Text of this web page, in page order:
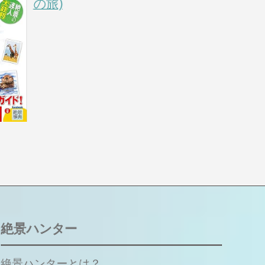
の旅)
絶景ハンター